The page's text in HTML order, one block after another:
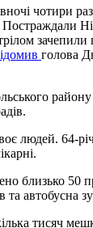
чотири
зачепили
голова
району
людей. 64-
близько 50
та автобусна
тисяч